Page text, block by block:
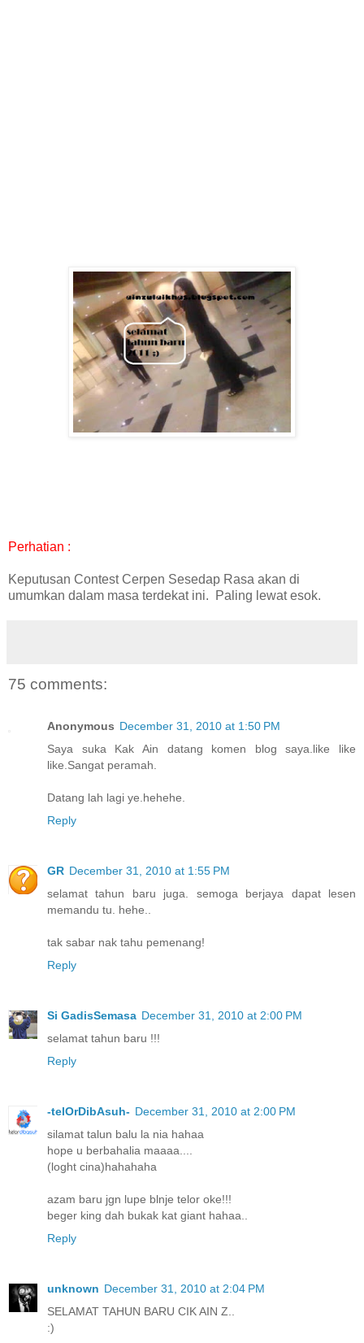
Perhatian :
Keputusan Contest Cerpen Sesedap Rasa akan di
umumkan dalam masa terdekat ini. Paling lewat esok.
75 comments:
Anonymous December 31, 2010 at 1:50 PM
Saya suka Kak Ain datang komen blog saya.like like
like.Sangat peramah.
Datang lah lagi ye.hehehe.
Reply
GR December 31, 2010 at 1:55 PM
selamat tahun baru juga. semoga berjaya dapat lesen
memandu tu. hehe..
tak sabar nak tahu pemenang!
Reply
Si GadisSemasa December 31, 2010 at 2:00 PM
selamat tahun baru !!!
Reply
-telOrDibAsuh- December 31, 2010 at 2:00 PM
silamat talun balu la nia hahaa
hope u berbahalia maaaa....
(loght cina)hahahaha
azam baru jgn lupe blnje telor oke!!!
beger king dah bukak kat giant hahaa..
Reply
unknown December 31, 2010 at 2:04 PM
SELAMAT TAHUN BARU CIK AIN Z..
:)